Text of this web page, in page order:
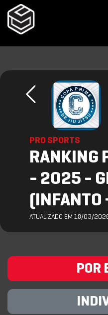
PRO SPORTS
RANKING
- 2025 -
(INFANTO
ATUALIZADO EM 18/03/
POR